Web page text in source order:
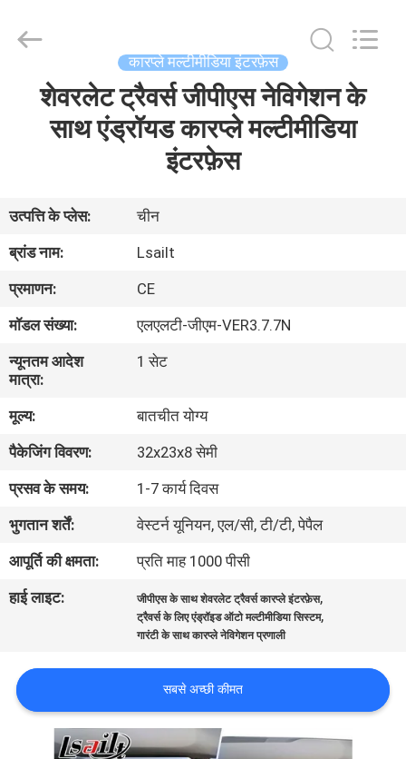
वीडियो
बारे
में
कारखाना
भ्रमण
गुणवत्ता
नियंत्रण
संपर्क
करें
समाचार
मामलों
Electron
Co.,Ltd.
कारप्ले मल्टीमीडिया इंटरफ़ेस
शेवरलेट ट्रैवर्स जीपीएस नेविगेशन के
साथ एंड्रॉयड कारप्ले मल्टीमीडिया
इंटरफ़ेस
उत्पत्ति के प्लेस:
चीन
ब्रांड नाम:
Lsailt
प्रमाणन:
CE
मॉडल संख्या:
एलएलटी-जीएम-VER3.7.7N
न्यूनतम आदेश
मात्रा:
1 सेट
मूल्य:
बातचीत योग्य
पैकेजिंग विवरण:
32x23x8 सेमी
प्रसव के समय:
1-7 कार्य दिवस
भुगतान शर्तें:
वेस्टर्न यूनियन, एल/सी, टी/टी, पेपैल
आपूर्ति की क्षमता:
प्रति माह 1000 पीसी
हाई लाइट:
जीपीएस के साथ शेवरलेट ट्रैवर्स कारप्ले इंटरफ़ेस,
ट्रैवर्स के लिए एंड्रॉइड ऑटो मल्टीमीडिया सिस्टम,
गारंटी के साथ कारप्ले नेविगेशन प्रणाली
सबसे अच्छी कीमत